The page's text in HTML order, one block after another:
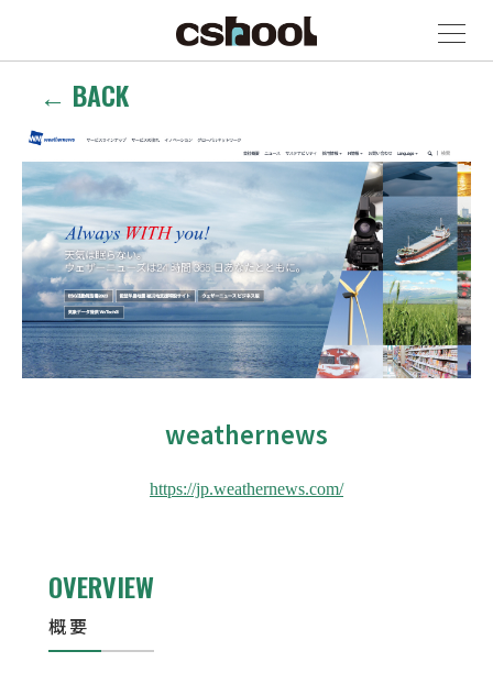
← BACK
weathernews
https://jp.weathernews.com/
OVERVIEW
概要